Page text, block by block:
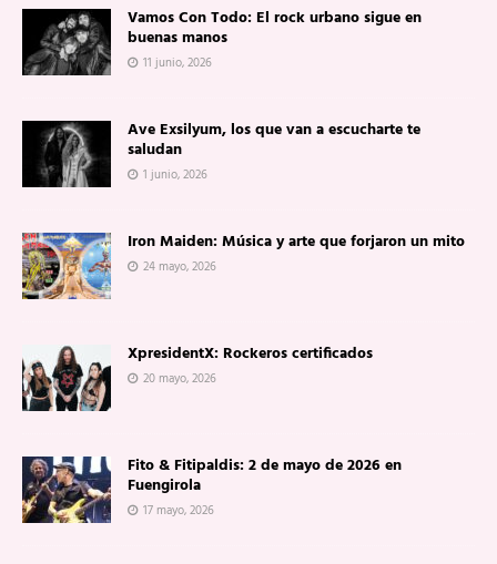
Vamos Con Todo: El rock urbano sigue en
buenas manos
11 junio, 2026
Ave Exsilyum, los que van a escucharte te
saludan
1 junio, 2026
Iron Maiden: Música y arte que forjaron un mito
24 mayo, 2026
XpresidentX: Rockeros certificados
20 mayo, 2026
Fito & Fitipaldis: 2 de mayo de 2026 en
Fuengirola
17 mayo, 2026